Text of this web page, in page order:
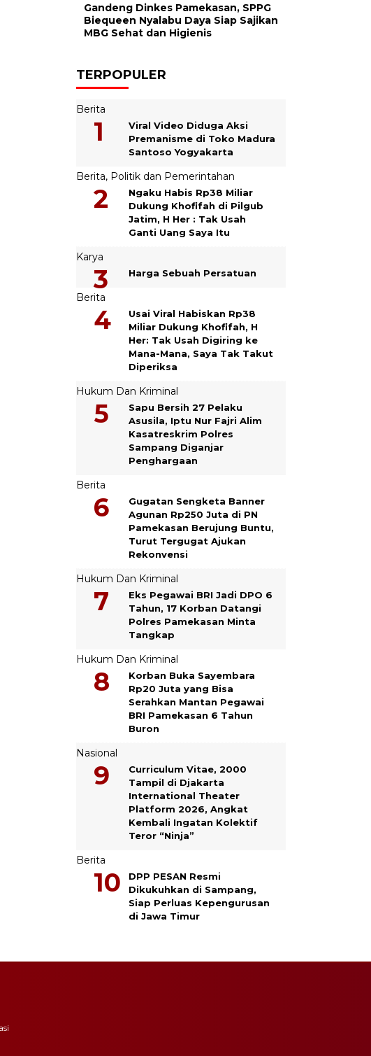
Gandeng Dinkes Pamekasan, SPPG
Biequeen Nyalabu Daya Siap Sajikan
MBG Sehat dan Higienis
TERPOPULER
Berita
Viral Video Diduga Aksi
Premanisme di Toko Madura
Santoso Yogyakarta
Berita, Politik dan Pemerintahan
Ngaku Habis Rp38 Miliar
Dukung Khofifah di Pilgub
Jatim, H Her : Tak Usah
Ganti Uang Saya Itu
Karya
Harga Sebuah Persatuan
Berita
Usai Viral Habiskan Rp38
Miliar Dukung Khofifah, H
Her: Tak Usah Digiring ke
Mana-Mana, Saya Tak Takut
Diperiksa
Hukum Dan Kriminal
Sapu Bersih 27 Pelaku
Asusila, Iptu Nur Fajri Alim
Kasatreskrim Polres
Sampang Diganjar
Penghargaan
Berita
Gugatan Sengketa Banner
Agunan Rp250 Juta di PN
Pamekasan Berujung Buntu,
Turut Tergugat Ajukan
Rekonvensi
Hukum Dan Kriminal
Eks Pegawai BRI Jadi DPO 6
Tahun, 17 Korban Datangi
Polres Pamekasan Minta
Tangkap
Hukum Dan Kriminal
Korban Buka Sayembara
Rp20 Juta yang Bisa
Serahkan Mantan Pegawai
BRI Pamekasan 6 Tahun
Buron
Nasional
Curriculum Vitae, 2000
Tampil di Djakarta
International Theater
Platform 2026, Angkat
Kembali Ingatan Kolektif
Teror “Ninja”
Berita
DPP PESAN Resmi
Dikukuhkan di Sampang,
Siap Perluas Kepengurusan
di Jawa Timur